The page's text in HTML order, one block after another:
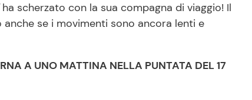
ha scherzato con la sua compagna di viaggio! Il
se i movimenti sono ancora lenti e
A UNO MATTINA NELLA PUNTATA DEL 17